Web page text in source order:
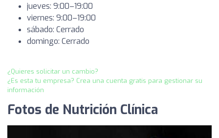
jueves: 9:00–19:00
viernes: 9:00–19:00
sábado: Cerrado
domingo: Cerrado
¿Quieres solicitar un cambio?
¿Es esta tu empresa? Crea una cuenta gratis para gestionar su
información
Fotos de Nutrición Clínica